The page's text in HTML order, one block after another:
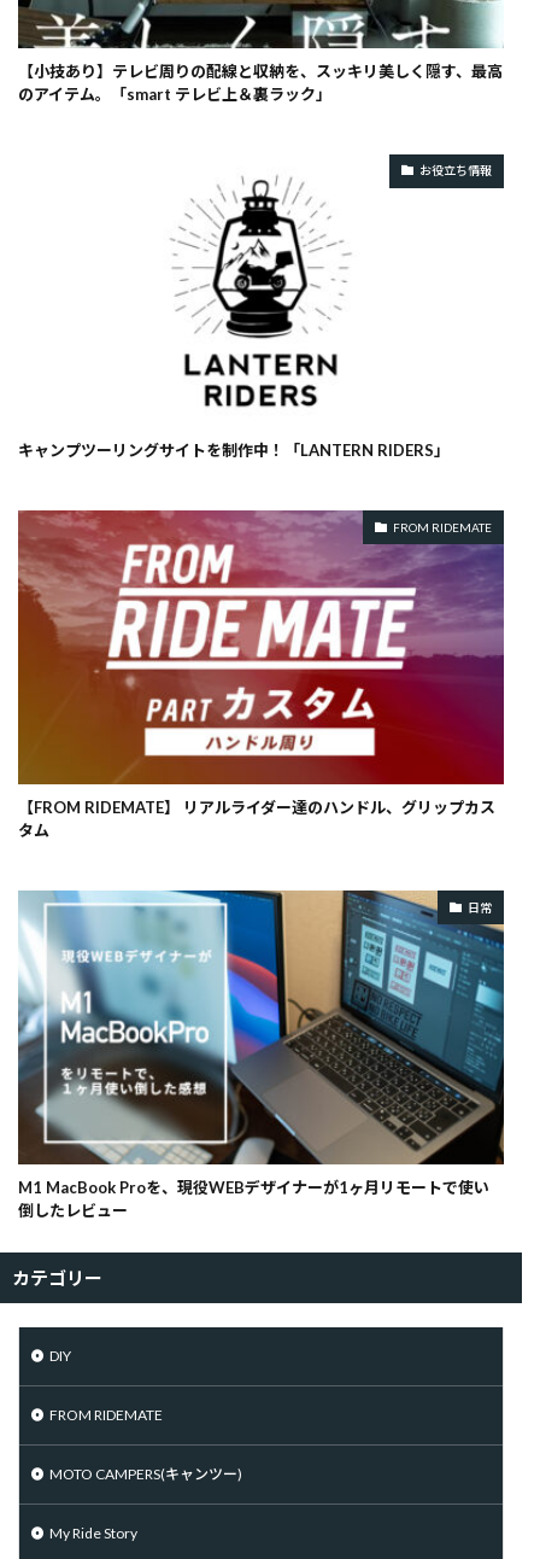
【小技あり】テレビ周りの配線と収納を、スッキリ美しく隠す、最高
のアイテム。「smart テレビ上＆裏ラック」
お役立ち情報
キャンプツーリングサイトを制作中！「LANTERN RIDERS」
FROM RIDEMATE
【FROM RIDEMATE】 リアルライダー達のハンドル、グリップカス
タム
日常
M1 MacBook Proを、現役WEBデザイナーが1ヶ月リモートで使い
倒したレビュー
カテゴリー
DIY
FROM RIDEMATE
MOTO CAMPERS(キャンツー)
My Ride Story